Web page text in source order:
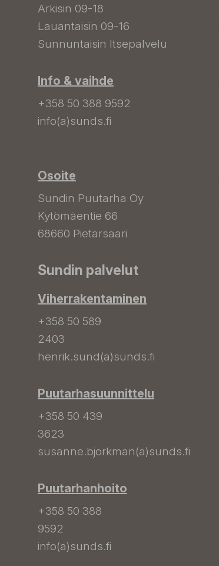
Arkisin 09-18
Lauantaisin 09-16
Sunnuntaisin Itsepalvelu
Info & vaihde
+358 50 388 9592
info(a)sunds.fi
Osoite
Sundin Puutarha Oy
Kytömäentie 66
68660 Pietarsaari
Sundin palvelut
Viherrakentaminen
+358 50 589
2403
henrik.sund(a)sunds.fi
Puutarhasuunnittelu
+358 50 439
3623
susanne.bjorkman(a)sunds.fi
Puutarhanhoito
+358 50 388
9592
info(a)sunds.fi